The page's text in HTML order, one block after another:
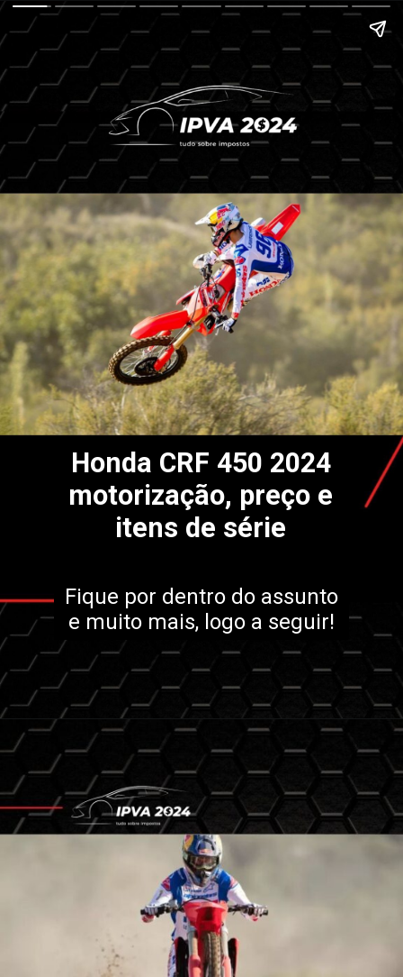
Honda CRF 450 2024
motorização, preço e
itens de série
Fique por dentro do assunto
e muito mais, logo a seguir!